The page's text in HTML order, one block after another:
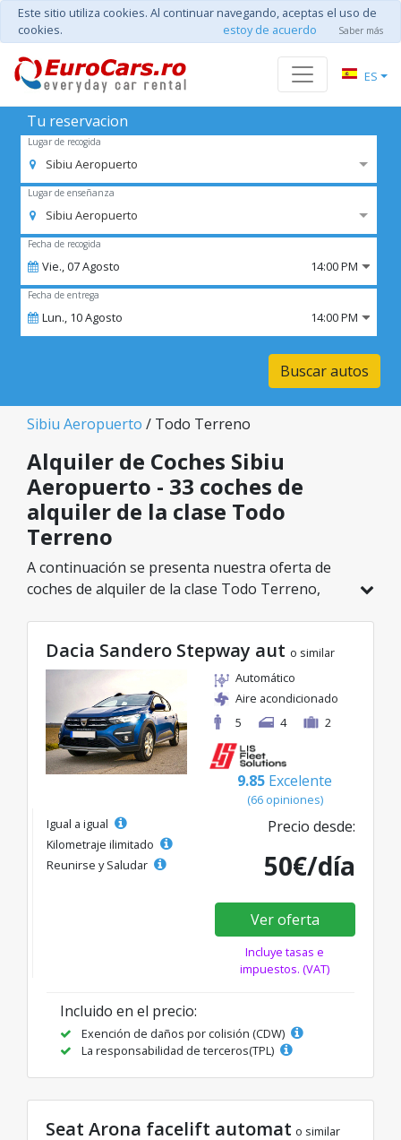
Este sitio utiliza cookies. Al continuar navegando, aceptas el uso de
cookies.
estoy de acuerdo Saber más
ES
Tu reservacion
Lugar de recogida
Sibiu Aeropuerto
Lugar de enseñanza
Sibiu Aeropuerto
Fecha de recogida
Vie.,07Agosto 14:00 PM
Fecha de entrega
Lun., 10Agosto 14:00 PM
Buscar autos
Sibiu Aeropuerto / Todo Terreno
Alquiler de Coches Sibiu
Aeropuerto - 33 coches de
alquiler de la clase Todo
Terreno
A continuación se presenta nuestra oferta de
coches de alquiler de la clase Todo Terreno,
modelo ideal de la categoría seleccionada, con
tarifas excelentes desde solo 30€/día.
Dacia Sandero Stepway aut o similar
Automático
Aire acondicionado
5
4 2
9.85 Excelente
(66 opiniones)
Igual a igual
Kilometraje ilimitado
Reunirse y Saludar
Precio desde:
50€/día
Ver oferta
Incluye tasas e
impuestos. (VAT)
Incluido en el precio:
Exención de daños por colisión (CDW)
La responsabilidad de terceros(TPL)
Seat Arona facelift automat o similar